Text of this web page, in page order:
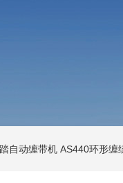
自动缠带机 AS440环形缠